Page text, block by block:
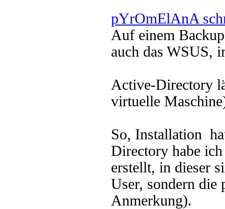
pYrOmElAnA
Auf einem
auch das WSUS,
Active-Directory
virtuelle
So, Installation
Directory habe
erstellt, in dieser
User, sondern die
Anmerkung).